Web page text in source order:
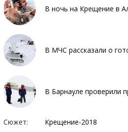
В ночь на Крещение в
В МЧС рассказали о
В Барнауле проверили
Сюжет: Крещение-2018